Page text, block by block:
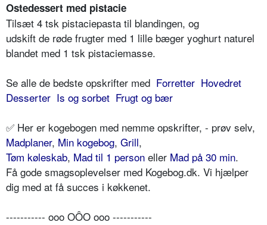
Ostedessert med pistacie
Tilsæt 4 tsk pistaciepasta til blandingen, og
udskift de røde frugter med 1 lille bæger yoghurt naturel
blandet med 1 tsk pistaciemasse.
Se alle de bedste opskrifter med Forretter Hovedret
Desserter Is og sorbet Frugt og bær
✅ Her er kogebogen med nemme opskrifter, - prøv selv,
Madplaner, Min kogebog, Grill,
Tøm køleskab, Mad til 1 person eller Mad på 30 min.
Få gode smagsoplevelser med Kogebog.dk. Vi hjælper
dig med at få succes i køkkenet.
----------- ooo OÔO ooo -----------